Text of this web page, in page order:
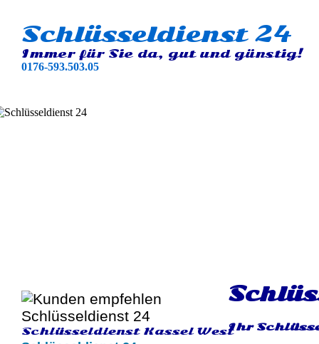
Schlüsseldienst 24
Immer für Sie da, gut und günstig!
0176-593.503.05
Schlüsseldienst Kassel WestIhr